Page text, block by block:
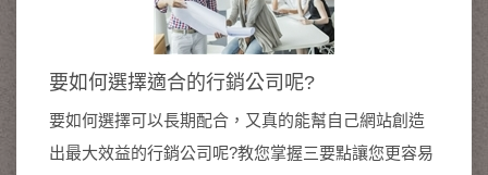
要如何選擇適合的行銷公司呢?
要如何選擇可以長期配合，又真的能幫自己網站創造
出最大效益的行銷公司呢?教您掌握三要點讓您更容易